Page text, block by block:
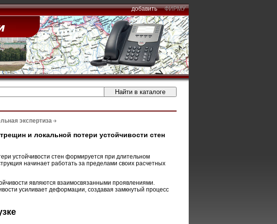
добавить ФИРМУ
экспертиза
и локальной потери устойчивости стен
устойчивости стен формируется при длительном
начинает работать за пределами своих расчетных
являются взаимосвязанными проявлениями.
усиливает деформации, создавая замкнутый процесс